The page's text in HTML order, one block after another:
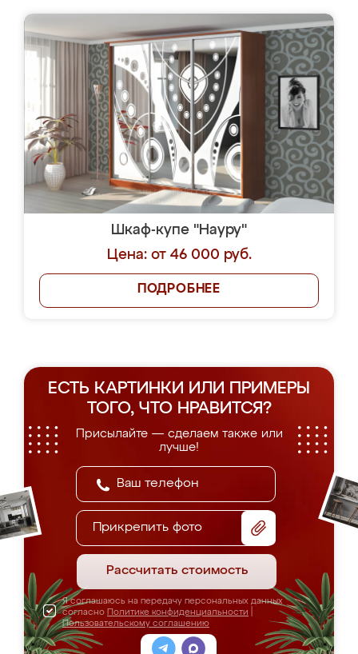
Шкаф-купе "Науру"
Цена: от 46 000 руб.
ПОДРОБНЕЕ
ЕСТЬ КАРТИНКИ ИЛИ ПРИМЕРЫ
ТОГО, ЧТО НРАВИТСЯ?
Присылайте — сделаем также или
лучше!
Прикрепить фото
Рассчитать стоимость
Я соглашаюсь на передачу персональных данных
согласно Политике конфиденциальности
Пользовательскому соглашению